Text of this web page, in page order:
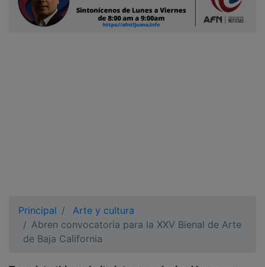
Principal
Arte y cultura
Abren convocatoria para la XXV Bienal de Arte
de Baja California
Reportero
Ciudadano